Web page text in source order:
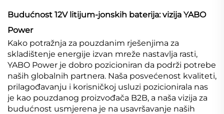
Budućnost 12V litijum-jonskih baterija: vizija YABO
Power
Kako potražnja za pouzdanim rješenjima za
skladištenje energije izvan mreže nastavlja rasti,
YABO Power je dobro pozicioniran da podrži potrebe
naših globalnih partnera. Naša posvećenost kvaliteti,
prilagođavanju i korisničkoj usluzi pozicionirala nas
je kao pouzdanog proizvođača B2B, a naša vizija za
budućnost usmjerena je na usavršavanje naših